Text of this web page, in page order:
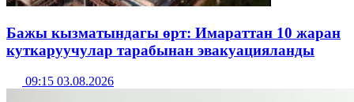
Бажы кызматындагы өрт: Имараттан 10 жаран
куткаруучулар тарабынан эвакуацияланды
09:15 03.08.2026